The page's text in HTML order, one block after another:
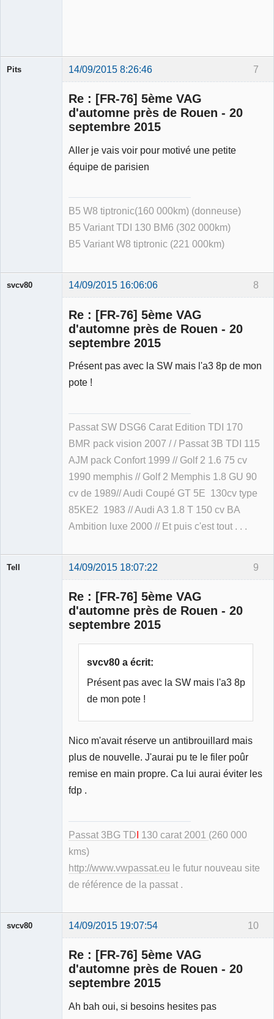
7
Pits 14/09/2015 8:26:46
Re : [FR-76] 5ème VAG
d'automne près de Rouen - 20
septembre 2015
Aller je vais voir pour motivé une petite
équipe de parisien
B5 W8 tiptronic(160 000km) (donneuse)
B5 Variant TDI 130 BM6 (302 000km)
B5 Variant W8 tiptronic (221 000km)
8
svcv80 14/09/2015 16:06:06
Re : [FR-76] 5ème VAG
d'automne près de Rouen - 20
septembre 2015
Présent pas avec la SW mais l'a3 8p de mon
pote !
Passat SW DSG6 Carat Edition TDI 170
BMR pack vision 2007 / / Passat 3B TDI 115
AJM pack Confort 1999 // Golf 2 1.6 75 cv
1990 memphis // Golf 2 Memphis 1.8 GU 90
cv de 1989// Audi Coupé GT 5E 130cv type
85KE2 1983 // Audi A3 1.8 T 150 cv BA
Ambition luxe 2000 // Et puis c'est tout . . .
9
Tell 14/09/2015 18:07:22
Re : [FR-76] 5ème VAG
d'automne près de Rouen - 20
septembre 2015
svcv80 a écrit:
Présent pas avec la SW mais l'a3 8p
de mon pote !
Nico m'avait réserve un antibrouillard mais
plus de nouvelle. J'aurai pu te le filer poûr
remise en main propre. Ca lui aurai éviter les
fdp .
Passat 3BG TD 130 carat 2001 (260 000
kms)
http://www.vwpassat.eu le futur nouveau site
de référence de la passat .
10
svcv80 14/09/2015 19:07:54
Re : [FR-76] 5ème VAG
d'automne près de Rouen - 20
septembre 2015
Ah bah oui, si besoins hesites pas